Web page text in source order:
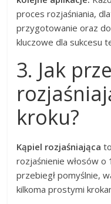
proces rozjaśniania,
przygotowanie oraz
kluczowe dla sukcesu
3. Jak
kroku?
Kąpiel rozjaśniająca
rozjaśnienie włosów
przebiegł pomyślnie,
kilkoma prostymi